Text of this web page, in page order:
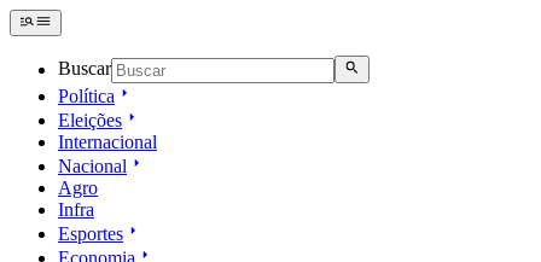
Buscar
Política
Eleições
Internacional
Nacional
Agro
Infra
Esportes
Economia